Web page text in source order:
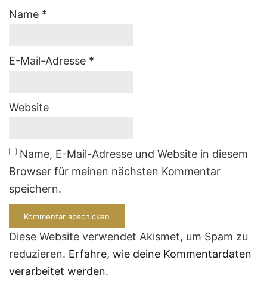
Name *
E-Mail-Adresse *
Website
Name, E-Mail-Adresse und Website in diesem
Browser für meinen nächsten Kommentar
speichern.
Diese Website verwendet Akismet, um Spam zu
reduzieren. Erfahre, wie deine Kommentardaten
verarbeitet werden.